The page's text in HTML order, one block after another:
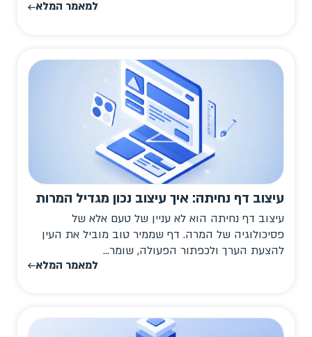
למאמר המלא
עיצוב דף נחיתה: איך עיצוב נכון מגדיל המרות
עיצוב דף נחיתה הוא לא עניין של טעם אלא של
פסיכולוגיה של המרה. דף שממיר טוב מוביל את העין
להצעת הערך ולכפתור הפעולה, שומר...
למאמר המלא